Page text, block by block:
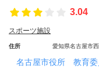
3.04
スポーツ施設
住所 愛知県名古屋市
名古屋市役所 教育委